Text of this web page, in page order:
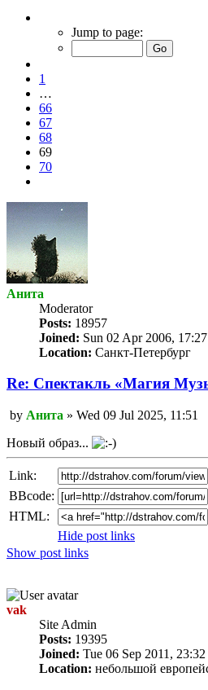
Jump to page:
1
…
66
67
68
69
70
Анита
Мoderator
Posts: 18957
Joined: Sun 02 Apr 2006, 17:27
Location: Санкт-Петербург
Re: Спектакль «Магия
Unread
by Анита » Wed 09 Jul 2025, 11:51
Новый образ...
Link:
BBcode:
HTML:
Hide post links
Show post links
vak
Site Admin
Posts: 19395
Joined: Tue 06 Sep 2011, 23:32
Location: небольшой